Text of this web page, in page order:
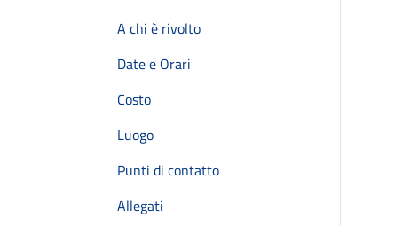
A chi è rivolto
Date e Orari
Costo
Luogo
Punti di contatto
Allegati